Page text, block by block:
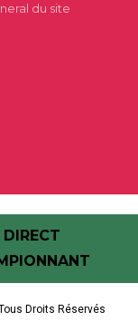
du site
Droits Réservés